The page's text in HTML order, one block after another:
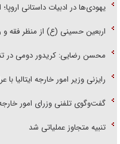
یهودی‌ها در ادبیات داستانی
اربعین حسینی (ع) از منظر فقه و
محسن رضایی: کریدور دومی در
رایزنی وزیر امور خارجه ایتالیا با
گفت‌وگوی تلفنی وزرای امور
تنبیه متجاوز عملیاتی شد